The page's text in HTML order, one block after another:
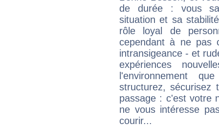
de durée : vous
situation et sa
rôle loyal de
cependant à ne pas
intransigeance - et
expériences
l'environnement
structurez, sécurisez
passage : c'est votre
ne vous intéresse
courir...